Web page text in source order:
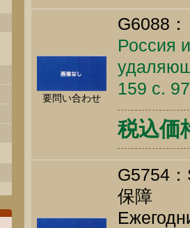
要問い合わせ
G6088：
Россия
159 c.
税込価
G5754
保障